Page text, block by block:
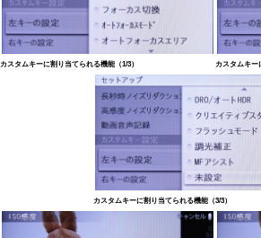
カスタムキーに割り当てられる機能（1/3） カスタムキー
カスタムキーに割り当てられる機能（3/3）